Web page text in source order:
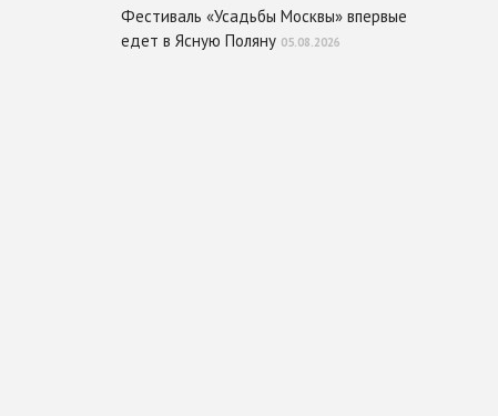
Фестиваль «Усадьбы Москвы» впервые
едет в Ясную Поляну 05.08.2026